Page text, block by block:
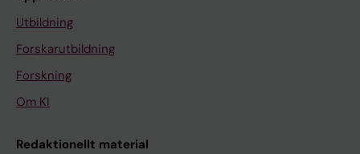
Utbildning
Forskarutbildning
Forskning
Om KI
Redaktionellt material